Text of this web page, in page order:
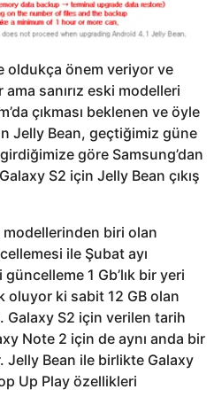
oldukça önem veriyor ve
sanırız eski modelleri
çıkması beklenen ve öyle
Jelly Bean, geçtiğimiz güne
göre Samsung’dan
S2 için Jelly Bean çıkış
modellerinden biri olan
ile Şubat ayı
1 Gb’lık bir yeri
oluyor ki sabit 12 GB olan
Galaxy S2 için verilen tarih
Note 2 için de aynı anda bir
Jelly Bean ile birlikte Galaxy
Up Play özellikleri